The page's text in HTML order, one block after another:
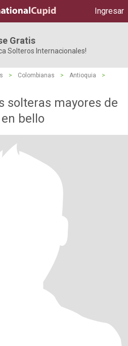
Ingresar
Gratis
Solteros Internacionales!
> Colombianas > Antioquia
>
solteras mayores de
en bello